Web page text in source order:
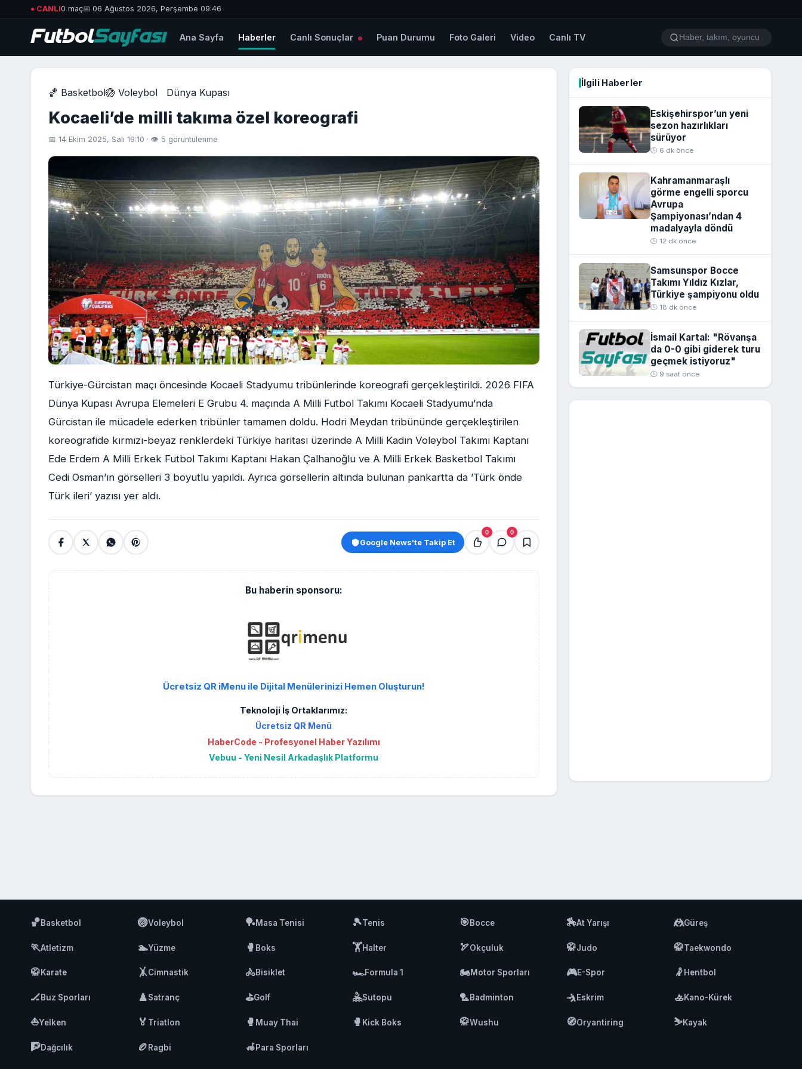
● CANLI0 maç📅 06 Ağustos 2026, Perşembe 09:46
Ana Sayfa Haberler Canlı Sonuçlar Puan Durumu Foto Galeri Video Canlı TV
🏀 Basketbol🏐 Voleybol Dünya Kupası
Kocaeli’de milli takıma özel koreografi
📅 14 Ekim 2025, Salı 19:10 · 👁 5 görüntülenme
Türkiye-Gürcistan maçı öncesinde Kocaeli Stadyumu tribünlerinde koreografi gerçekleştirildi. 2026 FIFA
Dünya Kupası Avrupa Elemeleri E Grubu 4. maçında A Milli Futbol Takımı Kocaeli Stadyumu’nda
Gürcistan ile mücadele ederken tribünler tamamen doldu. Hodri Meydan tribününde gerçekleştirilen
koreografide kırmızı-beyaz renklerdeki Türkiye haritası üzerinde A Milli Kadın Voleybol Takımı Kaptanı
Ede Erdem A Milli Erkek Futbol Takımı Kaptanı Hakan Çalhanoğlu ve A Milli Erkek Basketbol Takımı
Cedi Osman’ın görselleri 3 boyutlu yapıldı. Ayrıca görsellerin altında bulunan pankartta da ’Türk önde
Türk ileri’ yazısı yer aldı.
Google News'te Takip Et
0 0
Bu haberin sponsoru:
Ücretsiz QR iMenu ile Dijital Menülerinizi Hemen Oluşturun!
Teknoloji İş Ortaklarımız:
Ücretsiz QR Menü
HaberCode - Profesyonel Haber Yazılımı
Vebuu - Yeni Nesil Arkadaşlık Platformu
İlgili Haberler
Eskişehirspor’un yeni
sezon hazırlıkları
sürüyor
🕒 6 dk önce
Kahramanmaraşlı
görme engelli sporcu
Avrupa
Şampiyonası’ndan 4
madalyayla döndü
🕒 12 dk önce
Samsunspor Bocce
Takımı Yıldız Kızlar,
Türkiye şampiyonu oldu
🕒 18 dk önce
İsmail Kartal: "Rövanşa
da 0-0 gibi giderek turu
geçmek istiyoruz"
🕒 9 saat önce
🏀Basketbol 🏐Voleybol 🏓Masa Tenisi 🎾Tenis 🎯Bocce 🏇At Yarışı 🤼Güreş
🏃Atletizm 🏊Yüzme 🥊 Boks 🏋️Halter 🏹Okçuluk 🥋Judo 🥋Taekwondo
🥋Karate 🤸Cimnastik 🚴Bisiklet 🏎️Formula 1 🏍️Motor Sporları 🎮E-Spor 🤾 Hentbol
🏒Buz Sporları ♟️Satranç ⛳Golf 🤽Sutopu 🏸Badminton 🤺Eskrim 🚣Kano-Kürek
⛵Yelken 🏅 Triatlon 🥊 Muay Thai 🥊 Kick Boks 🥋Wushu 🧭Oryantiring ⛷️Kayak
🧗Dağcılık 🏉 Ragbi 🦽Para Sporları